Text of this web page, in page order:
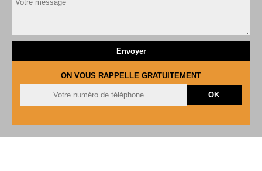
ON VOUS RAPPELLE GRATUITEMENT